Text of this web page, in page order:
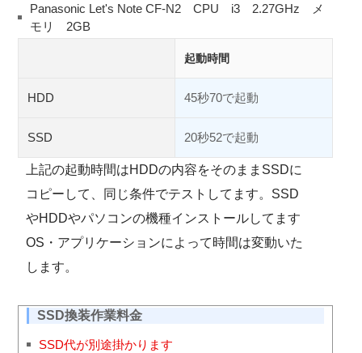
Panasonic Let's Note CF-N2 CPU i3 2.27GHz メ
モリ 2GB
起動時間
HDD 45秒70で起動
SSD 20秒52で起動
上記の起動時間はHDDの内容をそのままSSDに
コピーして、同じ条件でテストしてます。SSD
やHDDやパソコンの機種インストールしてます
OS・アプリケーションによって時間は変動いた
します。
SSD換装作業料金
SSD代が別途掛かります